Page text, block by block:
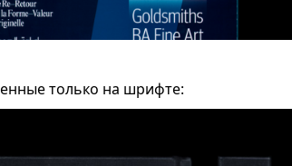
только на шрифте: